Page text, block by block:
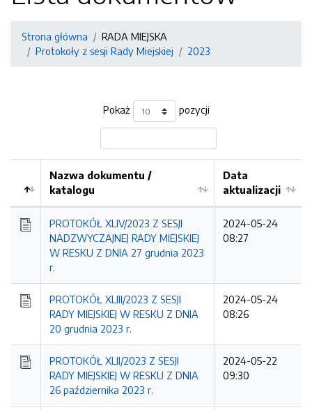
Strona główna
RADA MIEJSKA
Protokoły z sesji Rady Miejskiej
2023
Pokaż pozycji
Nazwa dokumentu /
katalogu
Data
aktualizacji
PROTOKÓŁ XLIV/2023 Z SESJI
NADZWYCZAJNEJ RADY MIEJSKIEJ
W RESKU Z DNIA 27 grudnia 2023
r.
2024-05-24
08:27
PROTOKÓŁ XLIII/2023 Z SESJI
RADY MIEJSKIEJ W RESKU Z DNIA
20 grudnia 2023 r.
2024-05-24
08:26
PROTOKÓŁ XLII/2023 Z SESJI
RADY MIEJSKIEJ W RESKU Z DNIA
26 października 2023 r.
2024-05-22
09:30